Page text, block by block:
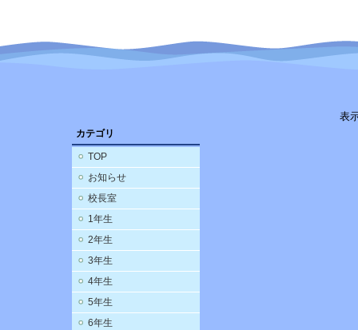
カテゴリ
TOP
お知らせ
校長室
1年生
2年生
3年生
4年生
5年生
6年生
表